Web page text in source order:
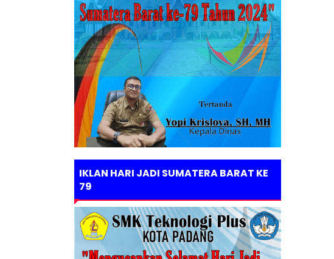
IKLAN HARI JADI SUMATERA BARAT KE
79